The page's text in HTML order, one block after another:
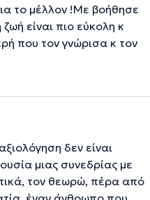
το μέλλον !Με βοήθησε
είναι πιο εύκολη κ
που τον γνώρισα κ τον
δεν είναι
μιας συνεδρίας με
τον θεωρώ, πέρα από